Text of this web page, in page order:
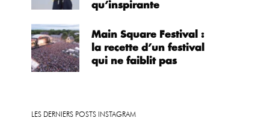
qu’inspirante
Main Square Festival :
la recette d’un festival
qui ne faiblit pas
LES DERNIERS POSTS INSTAGRAM